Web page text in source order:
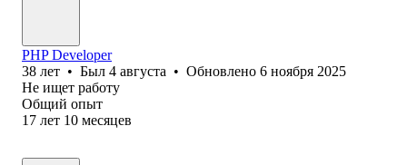
PHP Developer
38 лет • Был 4 августа • Обновлено 6 ноября 2025
Не ищет работу
Общий опыт
17 лет 10 месяцев